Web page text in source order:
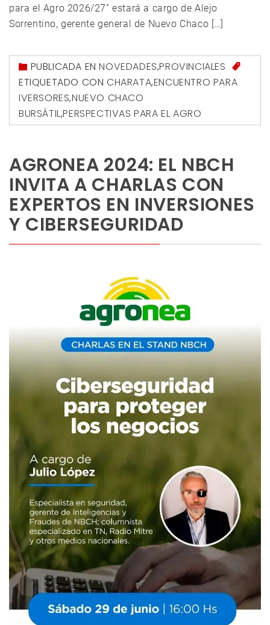
para el Agro 2026/27” estará a cargo de Alejo
Sorrentino, gerente general de Nuevo Chaco […]
PUBLICADA ENNOVEDADES,PROVINCIALES
ETIQUETADO CON CHARATA,ENCUENTRO PARA
IVERSORES,NUEVO CHACO
BURSÁTIL,PERSPECTIVAS PARA EL AGRO
AGRONEA 2024: EL NBCH
INVITA A CHARLAS CON
EXPERTOS EN INVERSIONES
Y CIBERSEGURIDAD